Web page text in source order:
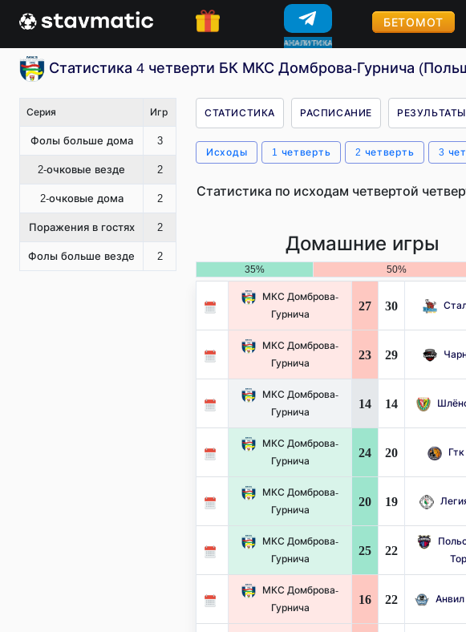
КОНКУРСЫ
БЕТОМОТ
Статистика 4 четверти БК МКС Домброва-Гурнича
Серия Игр
Фолы больше дома 3
2-очковые везде 2
2-очковые дома 2
Поражения в гостях 2
Фолы больше везде 2
СТАТИСТИКА РАСПИСАНИЕ РЕЗУЛЬТАТЫ
Исходы 1 четверть 2 четверть 3
Статистика по исходам четвертой
Домашние игры
35% 50%
МКС Домброва-
Гурнича
27 30
МКС Домброва-
Гурнича
23 29
МКС Домброва-
Гурнича
14 14
МКС Домброва-
Гурнича
24 20
МКС Домброва-
Гурнича
20 19
МКС Домброва-
Гурнича
25 22
МКС Домброва-
Гурнича
16 22